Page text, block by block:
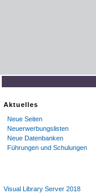
Aktuelles
Neue Seiten
Neuerwerbungslisten
Neue Datenbanken
Führungen und Schulungen
Visual Library Server 2018